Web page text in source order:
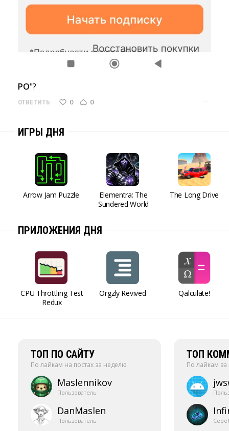
РО"?
ОТВЕТИТЬ 0 0 ···
ИГРЫ ДНЯ
Arrow Jam Puzzle
Elementra: The
Sundered World
The Long Drive
ПРИЛОЖЕНИЯ ДНЯ
CPU Throttling Test
Redux
Orgzly Revived Qalculate!
ТОП ПО САЙТУ
По лайкам на постах за неделю
Maslennikov
Пользователь
DanMaslen
Пользователь
ТОП
По лайкам